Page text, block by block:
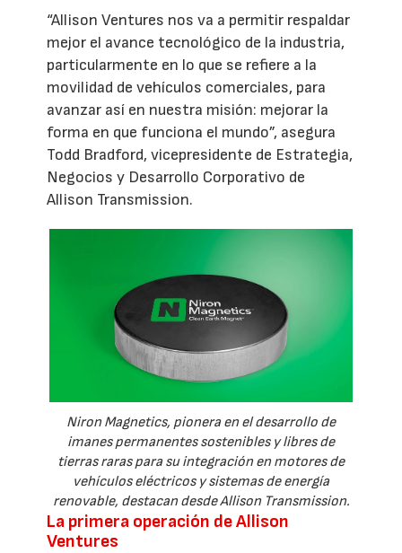
“Allison Ventures nos va a permitir respaldar
mejor el avance tecnológico de la industria,
particularmente en lo que se refiere a la
movilidad de vehículos comerciales, para
avanzar así en nuestra misión: mejorar la
forma en que funciona el mundo”, asegura
Todd Bradford, vicepresidente de Estrategia,
Negocios y Desarrollo Corporativo de
Allison Transmission.
Niron Magnetics, pionera en el desarrollo de
imanes permanentes sostenibles y libres de
tierras raras para su integración en motores de
vehículos eléctricos y sistemas de energía
renovable, destacan desde Allison Transmission.
La primera operación de Allison
Ventures